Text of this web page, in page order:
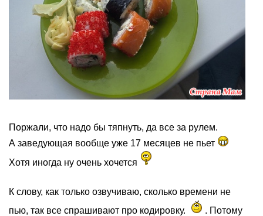
Поржали, что надо бы тяпнуть, да все за рулем.
А заведующая вообще уже 17 месяцев не пьет
Хотя иногда ну очень хочется
К слову, как только озвучиваю, сколько времени не
пью, так все спрашивают про кодировку.
. Потому